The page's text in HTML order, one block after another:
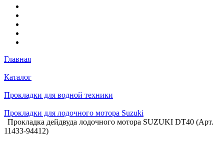
Главная
Каталог
Прокладки для водной техники
Прокладки для лодочного мотора Suzuki
Прокладка дейдвуда лодочного мотора SUZUKI DT40 (Арт.
11433-94412)